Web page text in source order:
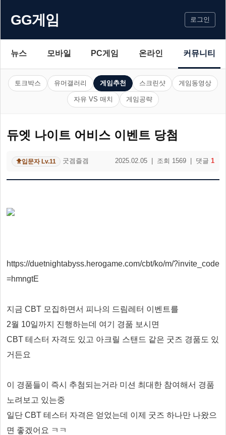
GG게임 로그인
뉴스 모바일 PC게임 온라인 커뮤니티
토크박스 유머갤러리 게임추천 스크린샷 게임동영상
자유 VS 매치 게임공략
듀엣 나이트 어비스 이벤트 당첨
🐥입문자 Lv.11 굿겜즐겜 2025.02.05 | 조회 1569 | 댓글 1
https://duetnightabyss.herogame.com/cbt/ko/m/?invite_code
=hmngtE
지금 CBT 모집하면서 피나의 드림레터 이벤트를
2월 10일까지 진행하는데 여기 경품 보시면
CBT 테스터 자격도 있고 아크릴 스탠드 같은 굿즈 경품도 있
거든요
이 경품들이 즉시 추첨되는거라 미션 최대한 참여해서 경품
노려보고 있는중
일단 CBT 테스터 자격은 얻었는데 이제 굿즈 하나만 나왔으
면 좋겠어요 ㅋㅋ